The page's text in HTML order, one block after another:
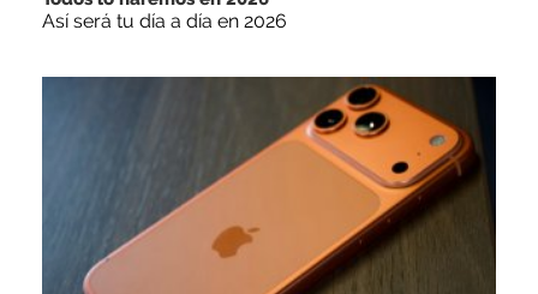
Así será tu día a día en 2026